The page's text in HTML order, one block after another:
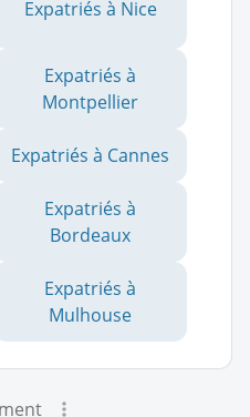
Expatriés à Nice
Expatriés à
Montpellier
Expatriés à Cannes
Expatriés à
Bordeaux
Expatriés à
Mulhouse